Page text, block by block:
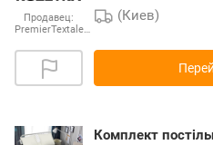
Продавец:
PremierTextale…
(Киев)
Комплект